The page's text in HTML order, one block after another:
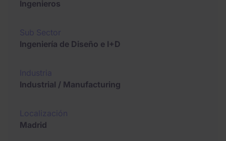
Ingenieros
Ingeniería de Diseño e I+D
Industrial / Manufacturing
Madrid